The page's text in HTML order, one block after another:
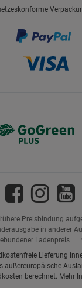
Preisbindung
in anderer
Ladenpreis
Lieferung
außereuropäische
berechnet. Mehr